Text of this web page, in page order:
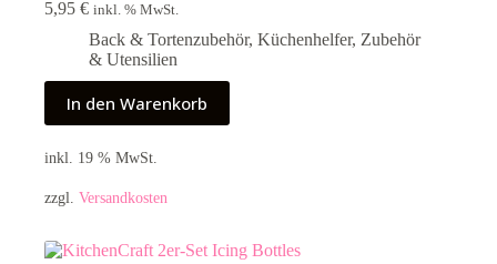
5,95 € inkl. % MwSt.
Back & Tortenzubehör, Küchenhelfer, Zubehör
& Utensilien
In den Warenkorb
inkl. 19 % MwSt.
zzgl. Versandkosten